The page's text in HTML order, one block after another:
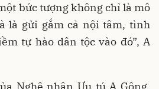
bức tượng không chỉ là mô
là gửi gắm cả nội tâm, tình
tự hào dân tộc vào đó”, A